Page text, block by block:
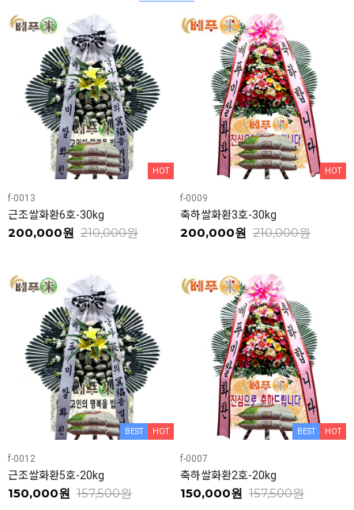
HOT
f-0013
근조쌀화환6호-30kg
200,000원 210,000원
HOT
f-0009
축하쌀화환3호-30kg
200,000원 210,000원
BEST HOT
f-0012
근조쌀화환5호-20kg
150,000원 157,500원
BEST HOT
f-0007
축하쌀화환2호-20kg
150,000원 157,500원